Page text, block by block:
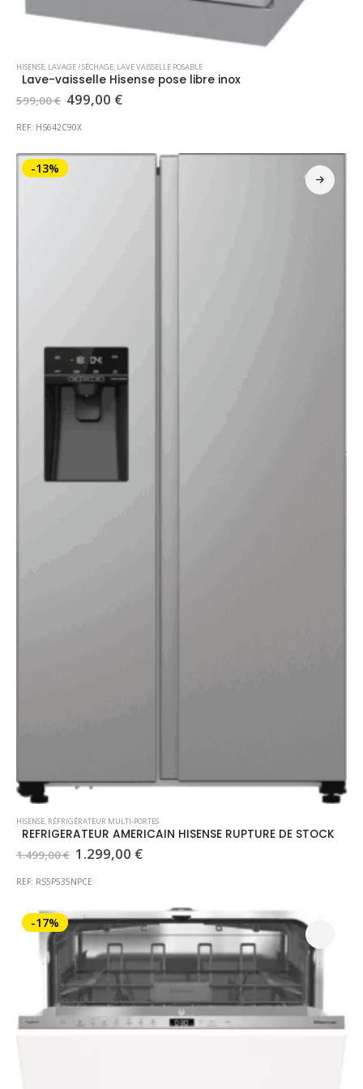
HISENSE, LAVAGE / SÉCHAGE, LAVE VAISSELLE POSABLE
Lave-vaisselle Hisense pose libre inox
599,00€ Le
initial
599,00 €.
499,00 €Le
499,00 €.
REF: HS642C90X
-13%
HISENSE, RÉFRIGÉRATEUR MULTI-PORTES
REFRIGERATEUR AMERICAIN HISENSE RUPTURE DE STOCK
1.499,00€ Le
initial
1.299,00 €Le
1.299,00 €.
REF: RS5P535NPCE
-17%